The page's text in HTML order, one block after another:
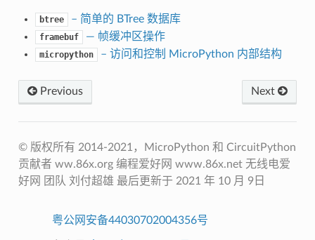
btree – 简单的 BTree 数据库
framebuf — 帧缓冲区操作
micropython – 访问和控制 MicroPython 内部结构
Next
Previous
© 版权所有 2014-2021，MicroPython 和 CircuitPython
贡献者 ww.86x.org 编程爱好网 www.86x.net 无线电爱
好网 团队 刘付超雄 最后更新于 2021 年 10 月 9日
粤公网安备44030702004356号